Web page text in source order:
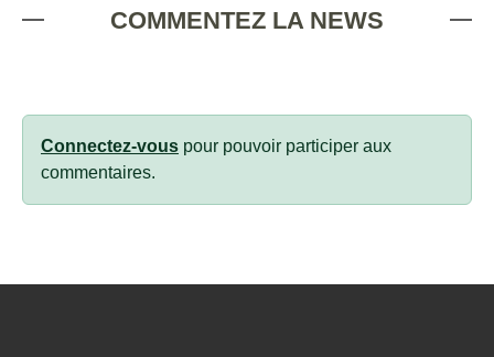
COMMENTEZ LA NEWS
Connectez-vous pour pouvoir participer aux
commentaires.